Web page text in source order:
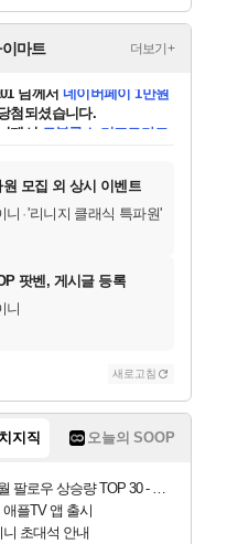
마트 더보기+
니다.
니다.
니다.
께서로블록스 기프트카드
당첨되셨습니다.
니다.
니다.
니다.
니다.
코드)를 교환.
니다.
원 모집 외 상시 이벤트
니 ·'리니지 클래식 특파원'
팟벤, 게시글 등록
니
새로고침
지직 오늘의 SOOP
로우 상승량 TOP 30 - 월간 치지직
애플TV 앱 출시
니 초대석 안내